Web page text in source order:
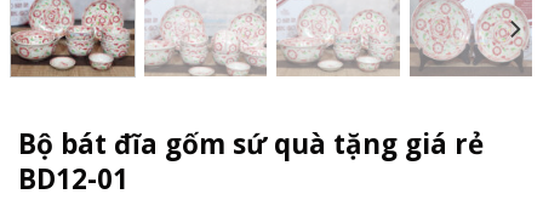
Bộ bát đĩa gốm sứ quà tặng giá rẻ
BD12-01